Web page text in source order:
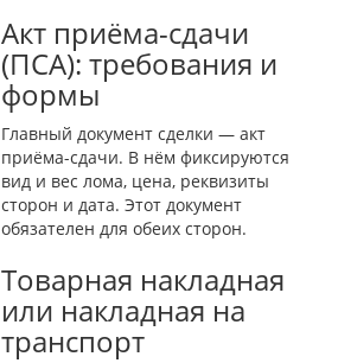
Акт приёма-сдачи
(ПСА): требования и
формы
Главный документ сделки — акт
приёма-сдачи. В нём фиксируются
вид и вес лома, цена, реквизиты
сторон и дата. Этот документ
обязателен для обеих сторон.
Товарная накладная
или накладная на
транспорт